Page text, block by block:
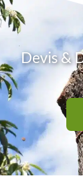
Devis &